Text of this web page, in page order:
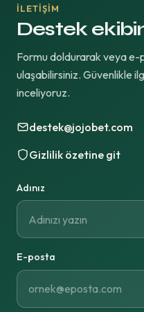
İLETIŞIM
Destek
Formu doldurarak veya
ulaşabilirsiniz. Güvenlikle
inceliyoruz.
destek@jojobet.com
Gizlilik özetine git
Adınız
E-posta